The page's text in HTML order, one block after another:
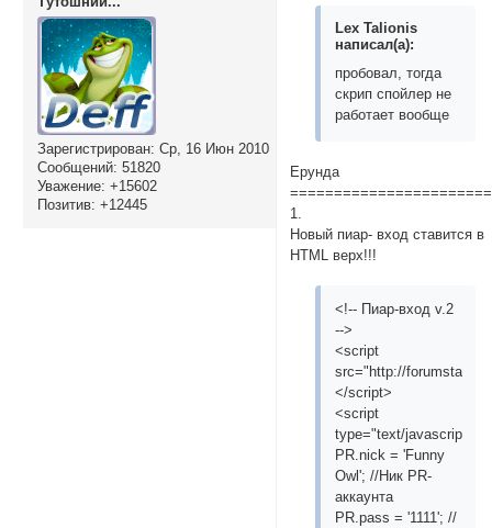
Зарегистрирован: Ср, 16 Июн 2010
Сообщений: 51820
Уважение: +15602
Позитив: +12445
Lex Talionis
написал(а):
пробовал, тогда
скрип спойлер не
работает вообще
Ерунда
1.
Новый пиар- вход ставится в
HTML верх!!!
<!-- Пиар-вход v.2
-->
<script
src="http://
</script>
<script
type="text/javascript">
PR.nick = 'Funny
Owl'; //Ник PR-
аккаунта
PR.pass = '1111'; //